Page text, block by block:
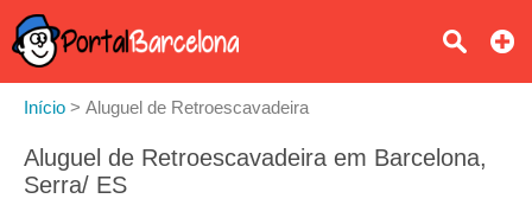
Início > Aluguel de Retroescavadeira
Aluguel de Retroescavadeira em Barcelona,
Serra/ ES